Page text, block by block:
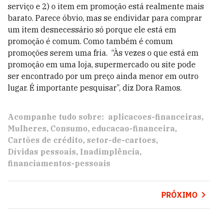
serviço e 2) o item em promoção está realmente mais
barato. Parece óbvio, mas se endividar para comprar
um item desnecessário só porque ele está em
promoção é comum. Como também é comum
promoções serem uma fria. “Às vezes o que está em
promoção em uma loja, supermercado ou site pode
ser encontrado por um preço ainda menor em outro
lugar. É importante pesquisar”, diz Dora Ramos.
Acompanhe tudo sobre: aplicacoes-financeiras
Mulheres Consumo educacao-financeira
Cartões de crédito setor-de-cartoes
Dívidas pessoais Inadimplência
financiamentos-pessoais
PRÓXIMO